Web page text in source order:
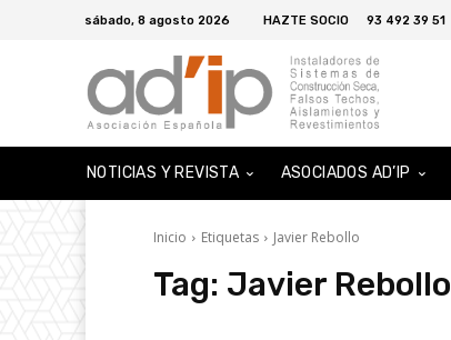
sábado, 8 agosto 2026 HAZTE SOCIO 93 492 39 51
NOTICIAS Y REVISTA ASOCIADOS AD’IP
Inicio Etiquetas Javier Rebollo
Tag: Javier Rebollo